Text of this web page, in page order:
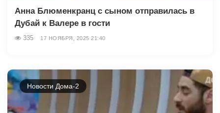
Анна Блюменкранц с сыном отправилась в
Дубай к Валере в гости
335 17 НОЯБРЯ, 2025 21:40
Новости Дома-2